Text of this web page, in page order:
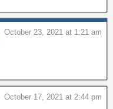
October 23, 2021 at 1:21 am
October 17, 2021 at 2:44 pm